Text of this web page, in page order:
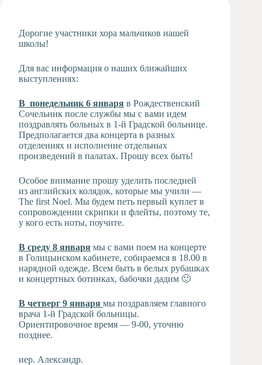
Музыкальное
Психологическая
Служба
служба
Дорогие участники хора мальчиков нашей
школы!
Для вас информация о наших ближайших
выступлениях:
В понедельник 6 января в Рождественский
Сочельник после службы мы с вами идем
поздравлять больных в 1-й Градской больнице.
Предполагается два концерта в разных
отделениях и исполнение отдельных
произведений в палатах. Прошу всех быть!
Особое внимание прошу уделить последней
из английских колядок, которые мы учили —
The first Noel. Мы будем петь первый куплет в
сопровождении скрипки и флейты, поэтому те,
у кого есть ноты, поучите.
В среду 8 января мы с вами поем на концерте
в Голицынском кабинете, собираемся в 18.00 в
нарядной одежде. Всем быть в белых рубашках
и концертных ботинках, бабочки дадим 🙂
В четверг 9 января мы поздравляем главного
врача 1-й Градской больницы.
Ориентировочное время — 9-00, уточню
позднее.
иер. Александр.